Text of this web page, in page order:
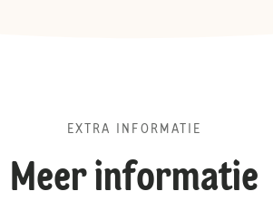
EXTRA INFORMATIE
Meer informatie